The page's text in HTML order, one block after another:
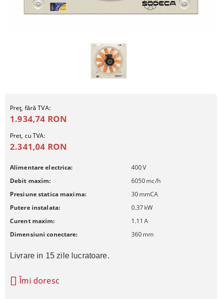
Preţ, fără TVA:
1.934,74 RON
Pret, cu TVA:
2.341,04 RON
Alimentare electrica: 400V
Debit maxim:
6050mc/h
Presiune statica maxima:
30mmCA
Putere instalata:
0.37kW
Curent maxim:
1.11 A
Dimensiuni conectare:
360mm
Livrare in 15 zile lucratoare.
Îmi doresc